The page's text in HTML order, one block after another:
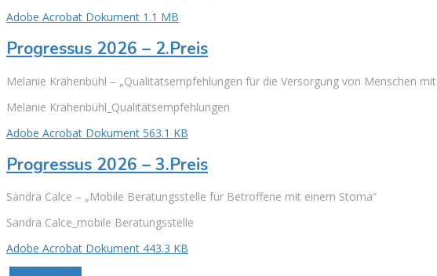
Adobe Acrobat Dokument 1.1 MB
Progressus 2026 – 2.Preis
Melanie Krähenbühl – „Qualitätsempfehlungen für die Versorgung von Menschen
Melanie Krähenbühl_Qualitätsempfehlungen
Adobe Acrobat Dokument 563.1 KB
Progressus 2026 – 3.Preis
Sandra Calce – „Mobile Beratungsstelle für Betroffene mit einem Stoma“
Sandra Calce_mobile Beratungsstelle
Adobe Acrobat Dokument 443.3 KB